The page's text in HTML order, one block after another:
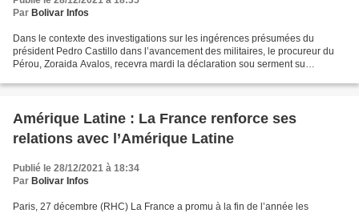
Par Bolivar Infos
Dans le contexte des investigations sur les ingérences présumées du
président Pedro Castillo dans l’avancement des militaires, le procureur du
Pérou, Zoraida Avalos, recevra mardi la déclaration sou serment su
Amérique Latine : La France renforce ses
relations avec l’Amérique Latine
Publié le 28/12/2021 à 18:34
Par Bolivar Infos
Paris, 27 décembre (RHC) La France a promu à la fin de l’année les